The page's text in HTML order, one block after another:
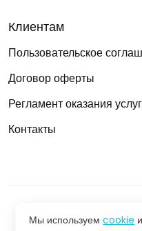
Клиентам
Пользовательское
Договор оферты
Регламент оказания услуг
Контакты
© 2026 Skevos -
Мы используемcookie